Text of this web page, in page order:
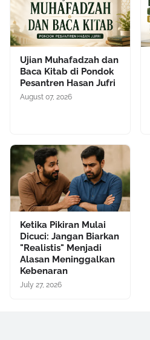
Ujian Muhafadzah dan
Baca Kitab di Pondok
Pesantren Hasan Jufri
August 07, 2026
Ketika Pikiran Mulai
Dicuci: Jangan Biarkan
"Realistis" Menjadi
Alasan Meninggalkan
Kebenaran
July 27, 2026